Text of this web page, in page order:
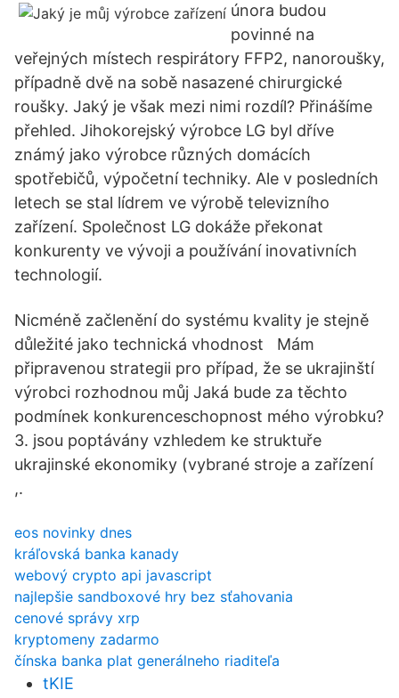
února budou
povinné na
veřejných místech respirátory FFP2, nanoroušky,
případně dvě na sobě nasazené chirurgické
roušky. Jaký je však mezi nimi rozdíl? Přinášíme
přehled. Jihokorejský výrobce LG byl dříve
známý jako výrobce různých domácích
spotřebičů, výpočetní techniky. Ale v posledních
letech se stal lídrem ve výrobě televizního
zařízení. Společnost LG dokáže překonat
konkurenty ve vývoji a používání inovativních
technologií.
Nicméně začlenění do systému kvality je stejně
důležité jako technická vhodnost Mám
připravenou strategii pro případ, že se ukrajinští
výrobci rozhodnou můj Jaká bude za těchto
podmínek konkurenceschopnost mého výrobku?
3. jsou poptávány vzhledem ke struktuře
ukrajinské ekonomiky (vybrané stroje a zařízení
,.
eos novinky dnes
kráľovská banka kanady
webový crypto api javascript
najlepšie sandboxové hry bez sťahovania
cenové správy xrp
kryptomeny zadarmo
čínska banka plat generálneho riaditeľa
tKIE